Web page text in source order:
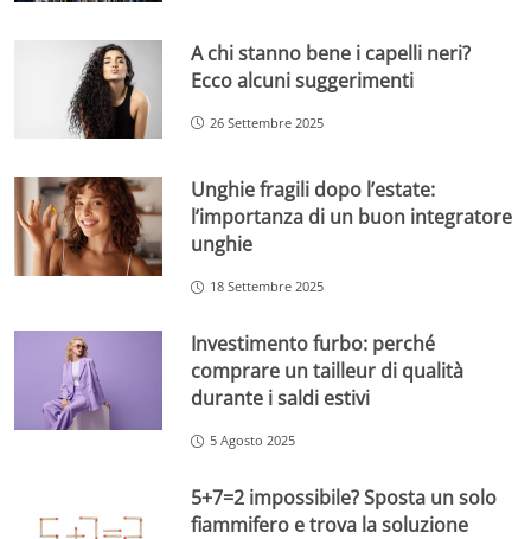
A chi stanno bene i capelli neri?
Ecco alcuni suggerimenti
26 Settembre 2025
Unghie fragili dopo l’estate:
l’importanza di un buon integratore
unghie
18 Settembre 2025
Investimento furbo: perché
comprare un tailleur di qualità
durante i saldi estivi
5 Agosto 2025
5+7=2 impossibile? Sposta un solo
fiammifero e trova la soluzione